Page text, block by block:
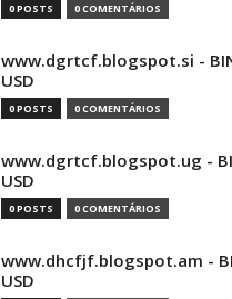
0 POSTS 0 COMENTÁRIOS
www.dgrtcf.blogspot.si -
USD
0 POSTS 0 COMENTÁRIOS
www.dgrtcf.blogspot.ug -
USD
0 POSTS 0 COMENTÁRIOS
www.dhcfjf.blogspot.am -
USD